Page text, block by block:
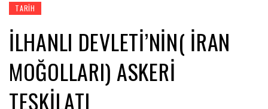
TARIH
İLHANLI DEVLETI’NIN( İRAN
MOĞOLLARI) ASKERI
TEŞKILATI